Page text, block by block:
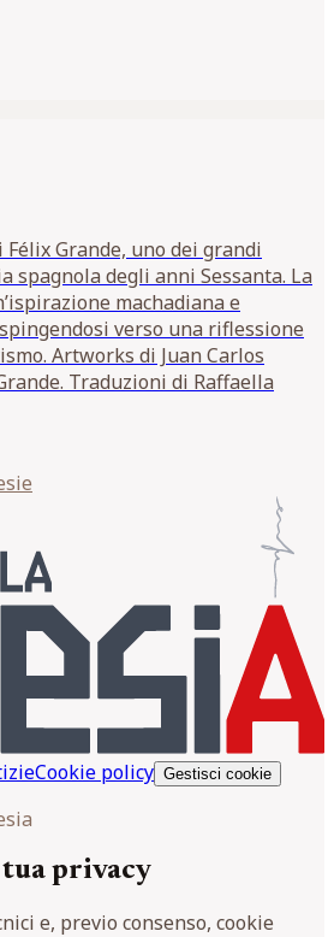
Grande, uno dei grandi
spagnola degli anni Sessanta. La
machadiana e
verso una riflessione
Artworks di Juan Carlos
Traduzioni di Raffaella
Cookie policy Gestisci cookie
privacy
e, previo consenso, cookie